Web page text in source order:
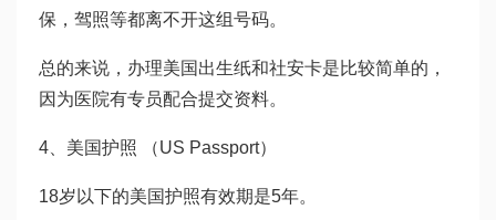
保，驾照等都离不开这组号码。
总的来说，办理美国出生纸和社安卡是比较简单的，
因为医院有专员配合提交资料。
4、美国护照 （US Passport）
18岁以下的美国护照有效期是5年。